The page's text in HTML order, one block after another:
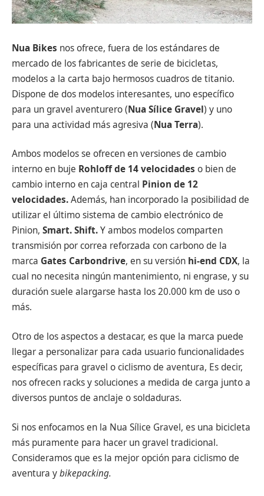
Nua Bikes nos ofrece, fuera de los estándares de
mercado de los fabricantes de serie de bicicletas,
modelos a la carta bajo hermosos cuadros de titanio.
Dispone de dos modelos interesantes, uno específico
para un gravel aventurero (Nua Sílice Gravel) y uno
para una actividad más agresiva (Nua Terra).
Ambos modelos se ofrecen en versiones de cambio
interno en buje Rohloff de 14 velocidades o bien de
cambio interno en caja central Pinion de 12
velocidades.Además, han incorporado la posibilidad de
utilizar el último sistema de cambio electrónico de
Pinion, Smart. Shift.Y ambos modelos comparten
transmisión por correa reforzada con carbono de la
marca Gates Carbondrive, en su versión hi-end CDX, la
cual no necesita ningún mantenimiento, ni engrase, y su
duración suele alargarse hasta los 20.000 km de uso o
más.
Otro de los aspectos a destacar, es que la marca puede
llegar a personalizar para cada usuario funcionalidades
específicas para gravel o ciclismo de aventura, Es decir,
nos ofrecen racks y soluciones a medida de carga junto a
diversos puntos de anclaje o soldaduras.
Si nos enfocamos en la Nua Sílice Gravel, es una bicicleta
más puramente para hacer un gravel tradicional.
Consideramos que es la mejor opción para ciclismo de
aventura ybikepacking.